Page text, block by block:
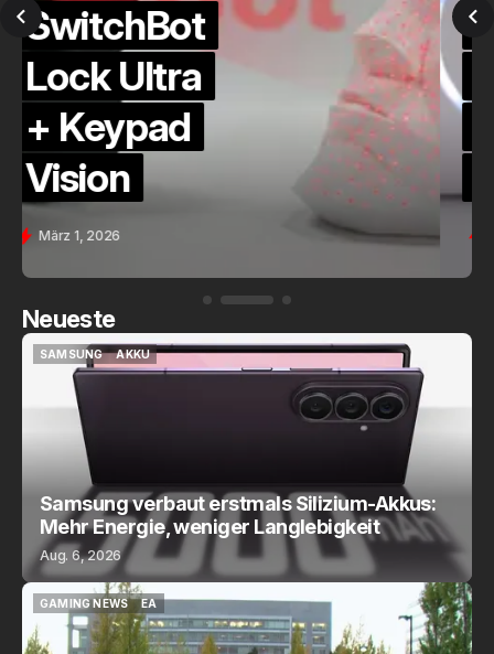
QuickCheck:
Home
Assistant
Voice (PE)
Feb. 9, 2026
Neueste
SAMSUNG
SAMSUNG
AKKU
AKKU
Samsung verbaut erstmals Silizium-Akkus:
Mehr Energie, weniger Langlebigkeit
Aug. 6, 2026
GAMING NEWS
GAMING NEWS
EA
EA